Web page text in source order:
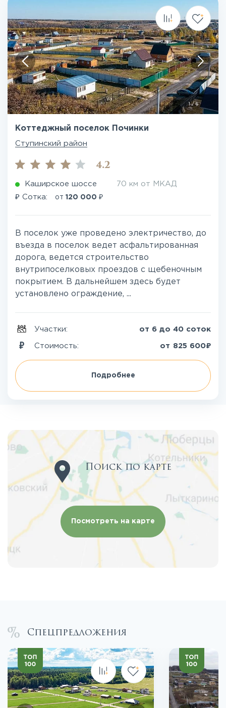
1/6
Коттеджный поселок Починки
Ступинский район
4.2
Каширское шоссе 70 км от МКАД
₽ Сотка: от 120 000 ₽
В поселок уже проведено электричество, до
въезда в поселок ведет асфальтированная
дорога, ведется строительство
внутрипоселковых проездов с щебеночным
покрытием. В дальнейшем здесь будет
установлено ограждение, ...
Участки: от 6 до 40 соток
Стоимость: от 825 600₽
Подробнее
Поиск по карте
Посмотреть на карте
Спецпредложения